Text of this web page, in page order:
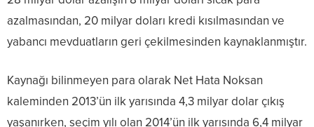
azalmasından, 20 milyar doları kredi kısılmasından ve
yabancı mevduatların geri çekilmesinden kaynaklanmıştır.
Kaynağı bilinmeyen para olarak Net Hata Noksan
kaleminden 2013’ün ilk yarısında 4,3 milyar dolar çıkış
yaşanırken, seçim yılı olan 2014’ün ilk yarısında 6,4 milyar